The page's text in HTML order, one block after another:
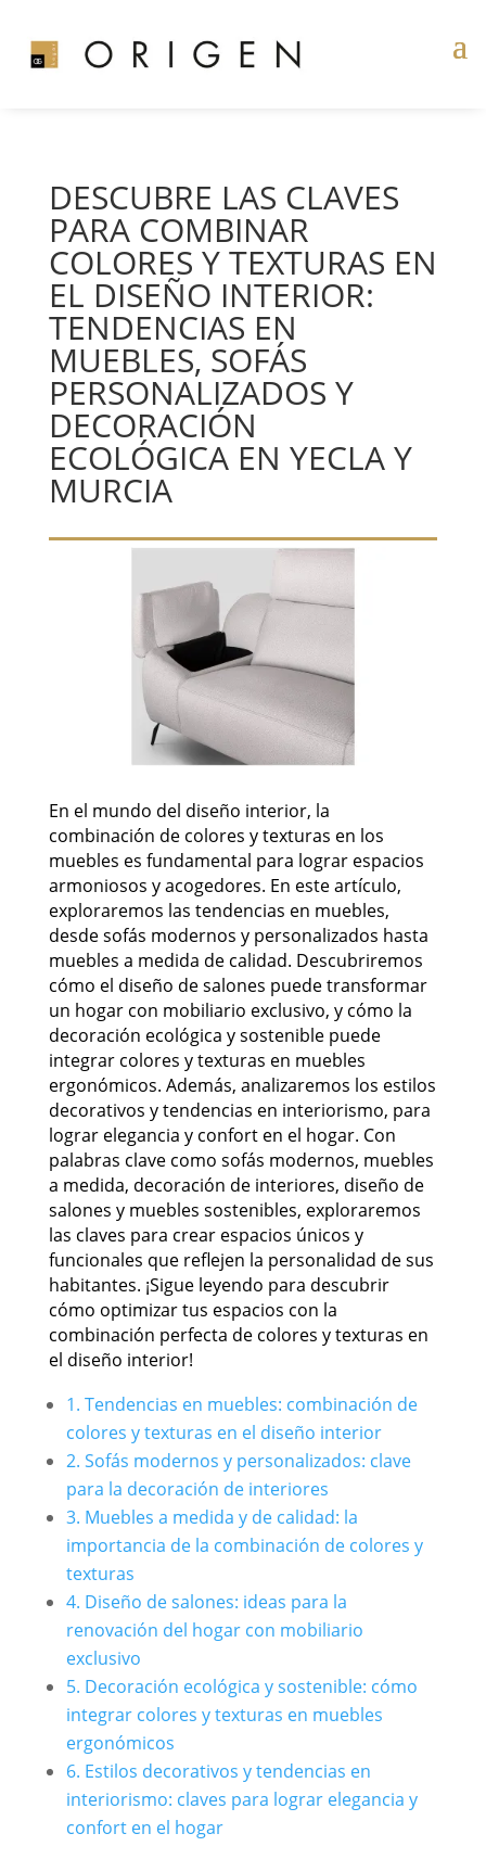
DESCUBRE LAS CLAVES
PARA COMBINAR
COLORES Y TEXTURAS EN
EL DISEÑO INTERIOR:
TENDENCIAS EN
MUEBLES, SOFÁS
PERSONALIZADOS Y
DECORACIÓN
ECOLÓGICA EN YECLA Y
MURCIA
En el mundo del diseño interior, la
combinación de colores y texturas en los
muebles es fundamental para lograr espacios
armoniosos y acogedores. En este artículo,
exploraremos las tendencias en muebles,
desde sofás modernos y personalizados hasta
muebles a medida de calidad. Descubriremos
cómo el diseño de salones puede transformar
un hogar con mobiliario exclusivo, y cómo la
decoración ecológica y sostenible puede
integrar colores y texturas en muebles
ergonómicos. Además, analizaremos los estilos
decorativos y tendencias en interiorismo, para
lograr elegancia y confort en el hogar. Con
palabras clave como sofás modernos, muebles
a medida, decoración de interiores, diseño de
salones y muebles sostenibles, exploraremos
las claves para crear espacios únicos y
funcionales que reflejen la personalidad de sus
habitantes. ¡Sigue leyendo para descubrir
cómo optimizar tus espacios con la
combinación perfecta de colores y texturas en
el diseño interior!
1. Tendencias en muebles: combinación de
colores y texturas en el diseño interior
2. Sofás modernos y personalizados: clave
para la decoración de interiores
3. Muebles a medida y de calidad: la
importancia de la combinación de colores y
texturas
4. Diseño de salones: ideas para la
renovación del hogar con mobiliario
exclusivo
5. Decoración ecológica y sostenible: cómo
integrar colores y texturas en muebles
ergonómicos
6. Estilos decorativos y tendencias en
interiorismo: claves para lograr elegancia y
confort en el hogar